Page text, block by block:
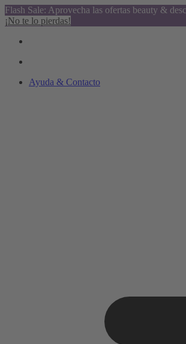
Flash Sale: Aprovecha las ofertas beauty &
¡No te lo pierdas!
Ayuda & Contacto